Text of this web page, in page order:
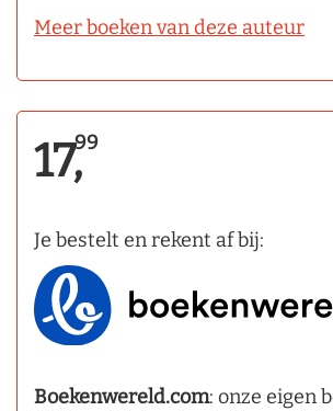
Meer boeken van deze auteur
17,99
Je bestelt en rekent af bij:
Boekenwereld.com: onze eigen